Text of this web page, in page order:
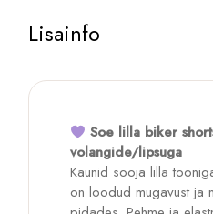
Lisainfo
Soe lilla biker
volangide/lipsuga
Kaunid sooja lilla
on loodud mugavust ja